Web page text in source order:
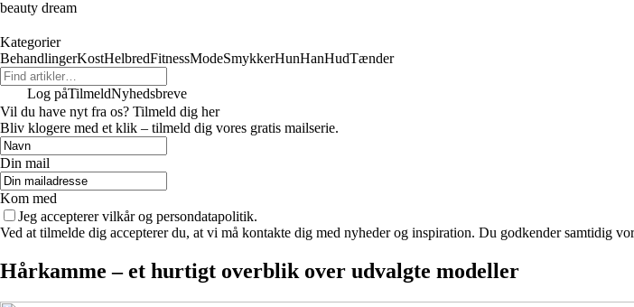
beauty dream
Kategorier
BehandlingerKostHelbredFitnessModeSmykkerHunHanHudTænder
Log påTilmeldNyhedsbreve
Vil du have nyt fra os? Tilmeld dig her
Bliv klogere med et klik – tilmeld dig vores gratis mailserie.
Din mail
Kom med
Jeg accepterer vilkår og persondatapolitik.
Ved at tilmelde dig accepterer du, at vi må kontakte dig med nyheder og inspiration. Du godkender samtidig
Hårkamme – et hurtigt overblik over udvalgte modeller